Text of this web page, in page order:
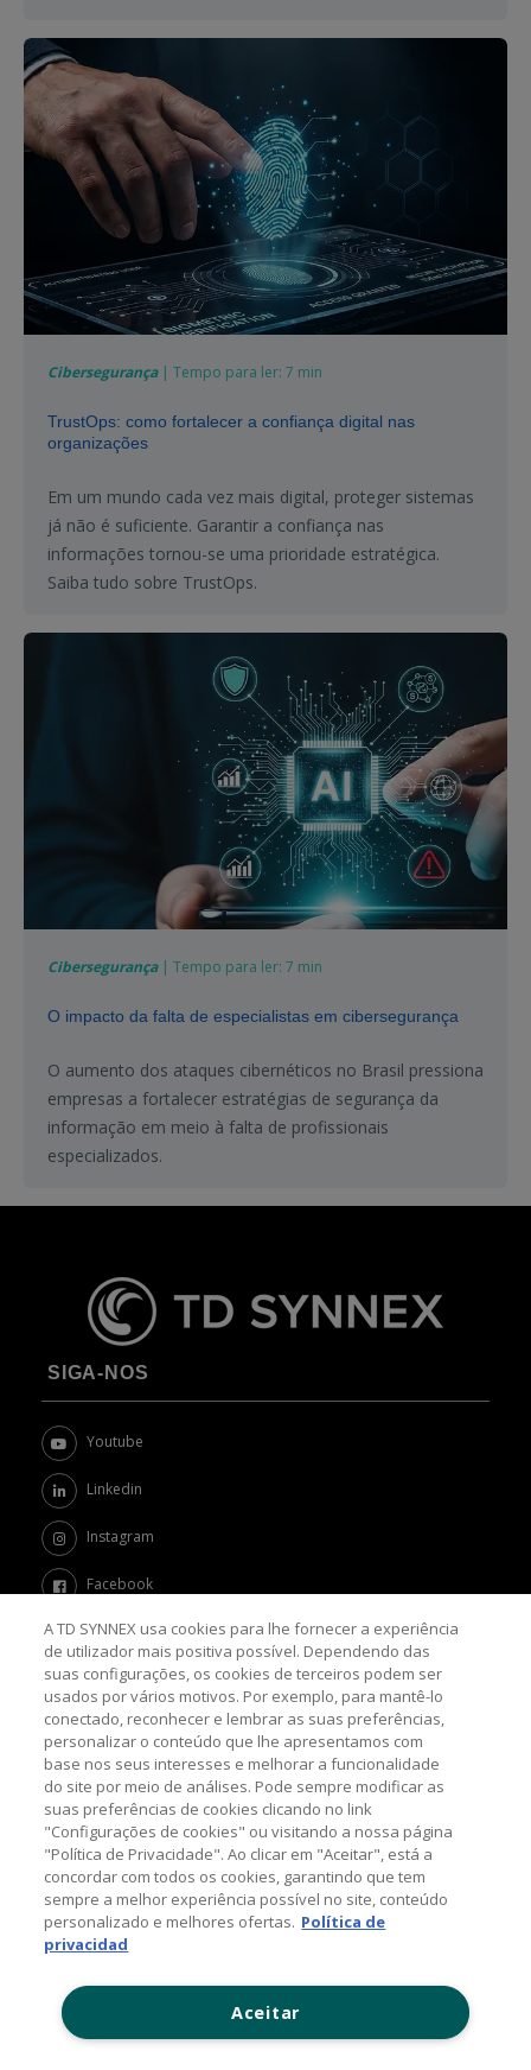
Cibersegurança| Tempo para ler: 7 min
TrustOps: como fortalecer a confiança digital nas
organizações
Em um mundo cada vez mais digital, proteger sistemas
já não é suficiente. Garantir a confiança nas
informações tornou-se uma prioridade estratégica.
Saiba tudo sobre TrustOps.
Cibersegurança| Tempo para ler: 7 min
O impacto da falta de especialistas em cibersegurança
O aumento dos ataques cibernéticos no Brasil pressiona
empresas a fortalecer estratégias de segurança da
informação em meio à falta de profissionais
especializados.
SIGA-NOS
Youtube
Linkedin
Instagram
Facebook
Twitter
Channel Academy
SOBRE O BLOG
Nosso objetivo é levar até você as principais informações e
tendências sobre o mercado de TI, com a missão de mantê-lo
atualizado sobre as últimas novidades do universo da tecnologia.
© 2026 TD SYNNEX Corporation, 44201 Nobel Drive,
Fremont, CA 94538, USA, Tel: +1 954 308 0570
Contato: (11) 5525-7300
www.tdsynnex.com
A TD SYNNEX usa cookies para lhe fornecer a experiência
de utilizador mais positiva possível. Dependendo das
suas configurações, os cookies de terceiros podem ser
usados por vários motivos. Por exemplo, para mantê-lo
conectado, reconhecer e lembrar as suas preferências,
personalizar o conteúdo que lhe apresentamos com
base nos seus interesses e melhorar a funcionalidade
do site por meio de análises. Pode sempre modificar as
suas preferências de cookies clicando no link
"Configurações de cookies" ou visitando a nossa página
"Política de Privacidade". Ao clicar em "Aceitar", está a
concordar com todos os cookies, garantindo que tem
sempre a melhor experiência possível no site, conteúdo
personalizado e melhores ofertas. Política de
privacidad
Aceitar